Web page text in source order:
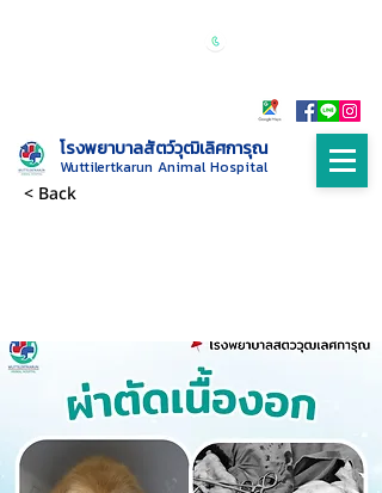
โรงพยาบาลสัตว์วุฒิเลิศการุณ
Wuttilertkarun Animal Hospital
< Back